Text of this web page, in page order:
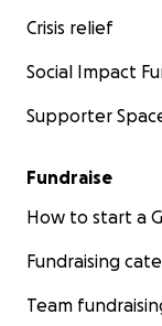
Crisis relief
Social Impact
Supporter
Fundraise
How to start a
Fundraising
Team